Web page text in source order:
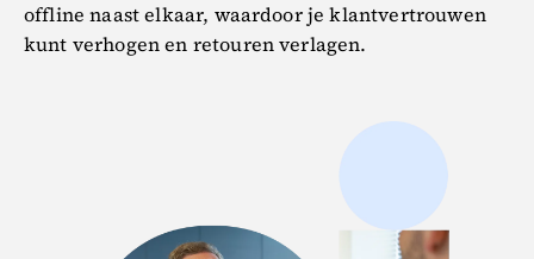
Reduitlaan 29
4814 DC Breda
+31 76 204 30 46
hello@bluebirdday.nl
offline naast elkaar, waardoor je klantvertrouwen
kunt verhogen en retouren verlagen.